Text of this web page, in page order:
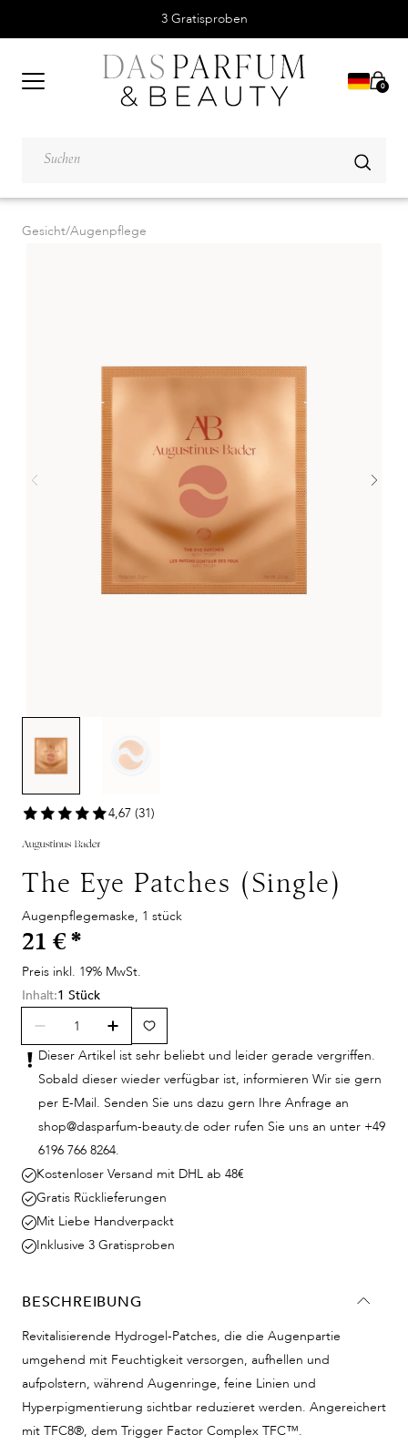
3 Gratisproben
0
Gesicht/Augenpflege
4,67 (31)
The Eye Patches (Single)
Augenpflegemaske, 1 stück
21 € *
Preis inkl. 19% MwSt.
Inhalt:1 Stück
Dieser Artikel ist sehr beliebt und leider gerade vergriffen.
Sobald dieser wieder verfügbar ist, informieren Wir sie gern
per E-Mail. Senden Sie uns dazu gern Ihre Anfrage an
shop@dasparfum-beauty.de oder rufen Sie uns an unter +49
6196 766 8264.
Kostenloser Versand mit DHL ab 48€
Gratis Rücklieferungen
Mit Liebe Handverpackt
Inklusive 3 Gratisproben
BESCHREIBUNG
Revitalisierende Hydrogel-Patches, die die Augenpartie
umgehend mit Feuchtigkeit versorgen, aufhellen und
aufpolstern, während Augenringe, feine Linien und
Hyperpigmentierung sichtbar reduzieret werden. Angereichert
mit TFC8®, dem Trigger Factor Complex TFC™.